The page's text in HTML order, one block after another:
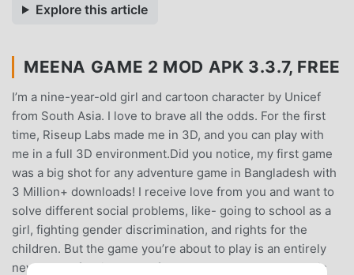
Explore this article
MEENA GAME 2 MOD APK 3.3.7, FREE
I’m a nine-year-old girl and cartoon character by Unicef
from South Asia. I love to brave all the odds. For the first
time, Riseup Labs made me in 3D, and you can play with
me in a full 3D environment.Did you notice, my first game
was a big shot for any adventure game in Bangladesh with
3 Million+ downloads! I receive love from you and want to
solve different social problems, like- going to school as a
girl, fighting gender discrimination, and rights for the
children. But the game you’re about to play is an entirely
new story of taking care of a mother and newborn!In this